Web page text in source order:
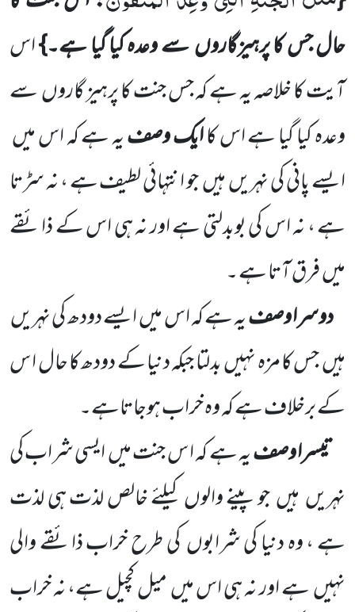
حال جس کا پرہیزگاروںسے وعدہ کیا گیا ہے۔}اس
آیت کا خلاصہ یہ ہے کہ جس جنت کا پرہیز گاروںسے
وعدہ کیا گیا ہے اس کاایک وصفیہ ہے کہ اس میں
ایسے پانی کی نہریںہیںجو انتہائی لطیف ہے ، نہ سڑتا
ہے ، نہ اس کی بوبدلتی ہے اور نہ ہی اس کے ذائقے
میںفرق آتا ہے ۔
دوسرا وصفیہ ہے کہ اس میںایسے دودھ کی نہریں
ہیںجس کا مزہ نہیںبدلتا جبکہ دنیا کے دودھ کا حال ا س
کے برخلاف ہے کہ وہ خراب ہوجاتاہے۔
تیسرا وصفیہ ہے کہ ا س جنت میںایسی شراب کی
نہریںہیںجو پینے والوںکیلئے خالص لذت ہی لذت
ہے، وہ دنیا کی شرابوںکی طرح خراب ذائقے والی
نہیںہے اور نہ ہی اس میںمیل کچیل ہے، نہ خراب